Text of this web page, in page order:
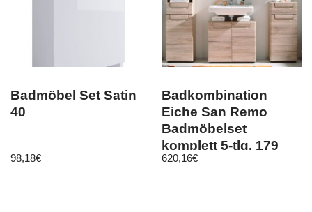
Badmöbel Set Satin
40
98,18€
Badkombination
Eiche San Remo
Badmöbelset
komplett 5-tlg. 179
cm Badmöbel Malea
620,16€